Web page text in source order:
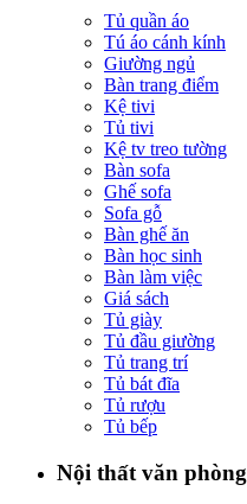
Tủ quần áo
Tú áo cánh kính
Giường ngủ
Bàn trang điểm
Kệ tivi
Tủ tivi
Kệ tv treo tường
Bàn sofa
Ghế sofa
Sofa gỗ
Bàn ghế ăn
Bàn học sinh
Bàn làm việc
Giá sách
Tủ giày
Tủ đầu giường
Tủ trang trí
Tủ bát đĩa
Tủ rượu
Tủ bếp
Nội thất văn phòng